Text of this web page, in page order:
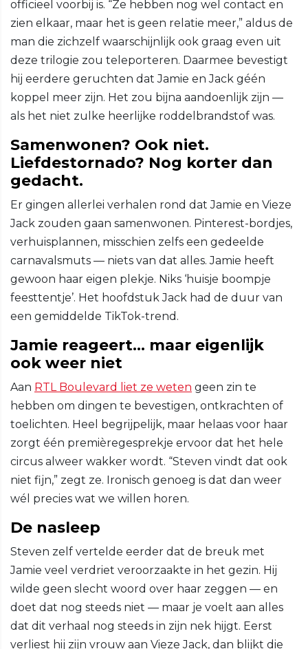
officieel voorbij is. “Ze hebben nog wel contact en
zien elkaar, maar het is geen relatie meer,” aldus de
man die zichzelf waarschijnlijk ook graag even uit
deze trilogie zou teleporteren. Daarmee bevestigt
hij eerdere geruchten dat Jamie en Jack géén
koppel meer zijn. Het zou bijna aandoenlijk zijn —
als het niet zulke heerlijke roddelbrandstof was.
Samenwonen? Ook niet.
Liefdestornado? Nog korter dan
gedacht.
Er gingen allerlei verhalen rond dat Jamie en Vieze
Jack zouden gaan samenwonen. Pinterest-bordjes,
verhuisplannen, misschien zelfs een gedeelde
carnavalsmuts — niets van dat alles. Jamie heeft
gewoon haar eigen plekje. Niks ‘huisje boompje
feesttentje’. Het hoofdstuk Jack had de duur van
een gemiddelde TikTok-trend.
Jamie reageert… maar eigenlijk
ook weer niet
Aan RTL Boulevard liet ze weten geen zin te
hebben om dingen te bevestigen, ontkrachten of
toelichten. Heel begrijpelijk, maar helaas voor haar
zorgt één premièregesprekje ervoor dat het hele
circus alweer wakker wordt. “Steven vindt dat ook
niet fijn,” zegt ze. Ironisch genoeg is dat dan weer
wél precies wat we willen horen.
De nasleep
Steven zelf vertelde eerder dat de breuk met
Jamie veel verdriet veroorzaakte in het gezin. Hij
wilde geen slecht woord over haar zeggen — en
doet dat nog steeds niet — maar je voelt aan alles
dat dit verhaal nog steeds in zijn nek hijgt. Eerst
verliest hij zijn vrouw aan Vieze Jack, dan blijkt die